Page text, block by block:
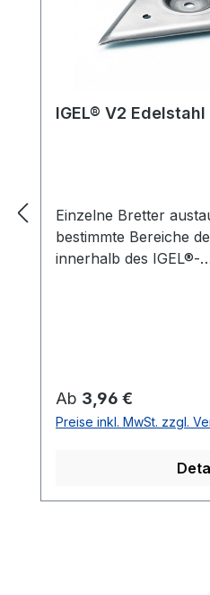
IGEL® V2
Einzelne Bretter
bestimmte Bereiche
innerhalb des IGEL®-
29 mm TX20 geliefert.
Regulärer Preis:
Ab 3,96 €
Preise inkl. MwSt. zzgl.